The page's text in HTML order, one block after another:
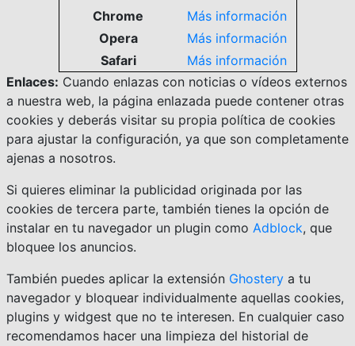
Chrome
Más información
Opera
Más información
Safari
Más información
Enlaces: Cuando enlazas con noticias o vídeos externos
a nuestra web, la página enlazada puede contener otras
cookies y deberás visitar su propia política de cookies
para ajustar la configuración, ya que son completamente
ajenas a nosotros.
Si quieres eliminar la publicidad originada por las
cookies de tercera parte, también tienes la opción de
instalar en tu navegador un plugin como Adblock, que
bloquee los anuncios.
También puedes aplicar la extensión Ghostery a tu
navegador y bloquear individualmente aquellas cookies,
plugins y widgest que no te interesen. En cualquier caso
recomendamos hacer una limpieza del historial de